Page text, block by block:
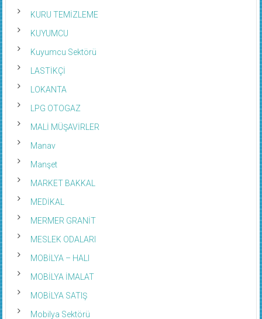
KOZMETİK – BAKIM
KURU TEMİZLEME
KUYUMCU
Kuyumcu Sektörü
LASTİKÇİ
LOKANTA
LPG OTOGAZ
MALİ MÜŞAVİRLER
Manav
Manşet
MARKET BAKKAL
MEDİKAL
MERMER GRANİT
MESLEK ODALARI
MOBİLYA – HALI
MOBİLYA İMALAT
MOBİLYA SATIŞ